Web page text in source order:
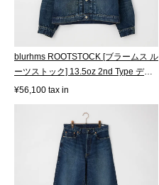
blurhms ROOTSTOCK [ブラームス ル
ーツストック] 13.5oz 2nd Type デニ
ムジ...
¥56,100 tax in